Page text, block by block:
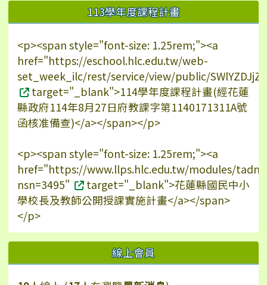
113學年度課程計畫
<p><span style="font-size: 1.25rem;"><a
href="https://eschool.hlc.edu.tw/web-
set_week_ilc/rest/service/view/public/
target="_blank">114學年度課程計畫(經花蓮
縣政府114年8月27日府教課字第1140171311A號
函核准備查)</a></span></p>
<p><span style="font-size: 1.25rem;"><a
href="https://www.llps.hlc.edu.tw/modules/
nsn=3495"
target="_blank">花蓮縣國民中小
學校長及教師公開授課實施計畫</a></span>
</p>
線上會員